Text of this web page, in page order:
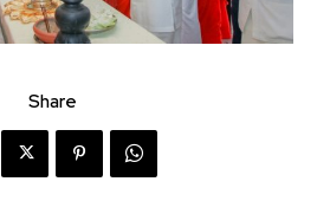
Share